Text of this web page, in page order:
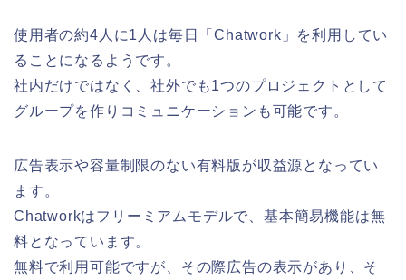
使用者の約4人に1人は毎日「Chatwork」を利用してい
ることになるようです。
社内だけではなく、社外でも1つのプロジェクトとして
グループを作りコミュニケーションも可能です。
広告表示や容量制限のない有料版が収益源となってい
ます。
Chatworkはフリーミアムモデルで、基本簡易機能は無
料となっています。
無料で利用可能ですが、その際広告の表示があり、そ